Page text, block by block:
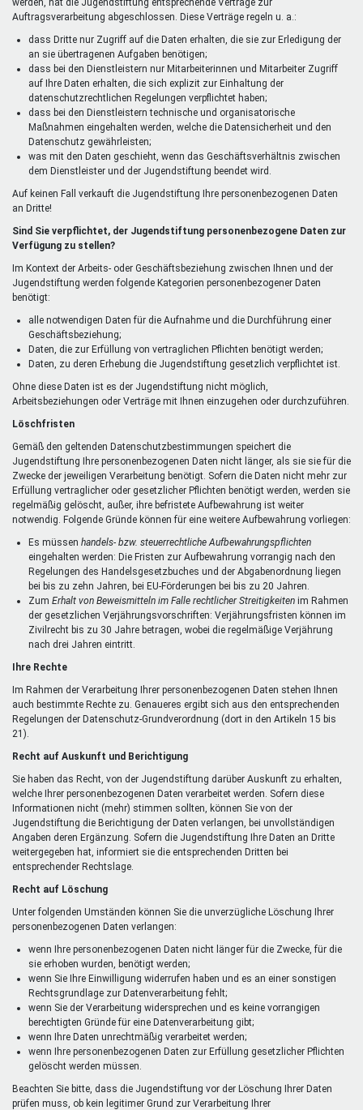
Auftragsverarbeitung abgeschlossen. Diese Verträge regeln u. a.:
dass Dritte nur Zugriff auf die Daten erhalten, die sie zur Erledigung der
an sie übertragenen Aufgaben benötigen;
dass bei den Dienstleistern nur Mitarbeiterinnen und Mitarbeiter Zugriff
auf Ihre Daten erhalten, die sich explizit zur Einhaltung der
datenschutzrechtlichen Regelungen verpflichtet haben;
dass bei den Dienstleistern technische und organisatorische
Maßnahmen eingehalten werden, welche die Datensicherheit und den
Datenschutz gewährleisten;
was mit den Daten geschieht, wenn das Geschäftsverhältnis zwischen
dem Dienstleister und der Jugendstiftung beendet wird.
Auf keinen Fall verkauft die Jugendstiftung Ihre personenbezogenen Daten
an Dritte!
Sind Sie verpflichtet, der Jugendstiftung personenbezogene Daten zur
Verfügung zu stellen?
Im Kontext der Arbeits- oder Geschäftsbeziehung zwischen Ihnen und der
Jugendstiftung werden folgende Kategorien personenbezogener Daten
benötigt:
alle notwendigen Daten für die Aufnahme und die Durchführung einer
Geschäftsbeziehung;
Daten, die zur Erfüllung von vertraglichen Pflichten benötigt werden;
Daten, zu deren Erhebung die Jugendstiftung gesetzlich verpflichtet ist.
Ohne diese Daten ist es der Jugendstiftung nicht möglich,
Arbeitsbeziehungen oder Verträge mit Ihnen einzugehen oder durchzuführen.
Löschfristen
Gemäß den geltenden Datenschutzbestimmungen speichert die
Jugendstiftung Ihre personenbezogenen Daten nicht länger, als sie sie für die
Zwecke der jeweiligen Verarbeitung benötigt. Sofern die Daten nicht mehr zur
Erfüllung vertraglicher oder gesetzlicher Pflichten benötigt werden, werden sie
regelmäßig gelöscht, außer, ihre befristete Aufbewahrung ist weiter
notwendig. Folgende Gründe können für eine weitere Aufbewahrung vorliegen:
Es müssen handels- bzw. steuerrechtliche Aufbewahrungspflichten
eingehalten werden: Die Fristen zur Aufbewahrung vorrangig nach den
Regelungen des Handelsgesetzbuches und der Abgabenordnung liegen
bei bis zu zehn Jahren, bei EU-Förderungen bei bis zu 20 Jahren.
Zum Erhalt von Beweismitteln im Falle rechtlicher Streitigkeiten im Rahmen
der gesetzlichen Verjährungsvorschriften: Verjährungsfristen können im
Zivilrecht bis zu 30 Jahre betragen, wobei die regelmäßige Verjährung
nach drei Jahren eintritt.
Ihre Rechte
Im Rahmen der Verarbeitung Ihrer personenbezogenen Daten stehen Ihnen
auch bestimmte Rechte zu. Genaueres ergibt sich aus den entsprechenden
Regelungen der Datenschutz-Grundverordnung (dort in den Artikeln 15 bis
21).
Recht auf Auskunft und Berichtigung
Sie haben das Recht, von der Jugendstiftung darüber Auskunft zu erhalten,
welche Ihrer personenbezogenen Daten verarbeitet werden. Sofern diese
Informationen nicht (mehr) stimmen sollten, können Sie von der
Jugendstiftung die Berichtigung der Daten verlangen, bei unvollständigen
Angaben deren Ergänzung. Sofern die Jugendstiftung Ihre Daten an Dritte
weitergegeben hat, informiert sie die entsprechenden Dritten bei
entsprechender Rechtslage.
Recht auf Löschung
Unter folgenden Umständen können Sie die unverzügliche Löschung Ihrer
personenbezogenen Daten verlangen:
wenn Ihre personenbezogenen Daten nicht länger für die Zwecke, für die
sie erhoben wurden, benötigt werden;
wenn Sie Ihre Einwilligung widerrufen haben und es an einer sonstigen
Rechtsgrundlage zur Datenverarbeitung fehlt;
wenn Sie der Verarbeitung widersprechen und es keine vorrangigen
berechtigten Gründe für eine Datenverarbeitung gibt;
wenn Ihre Daten unrechtmäßig verarbeitet werden;
wenn Ihre personenbezogenen Daten zur Erfüllung gesetzlicher Pflichten
gelöscht werden müssen.
Beachten Sie bitte, dass die Jugendstiftung vor der Löschung Ihrer Daten
prüfen muss, ob kein legitimer Grund zur Verarbeitung Ihrer